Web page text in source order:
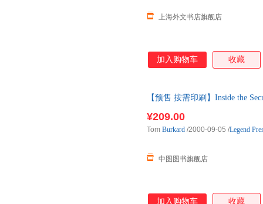
上海外文书店旗舰店
加入购物车 收藏
【预售 按需印刷】Inside the
¥209.00
中图图书旗舰店
Tom Burkard /2000-09-05 /Legend
加入购物车 收藏